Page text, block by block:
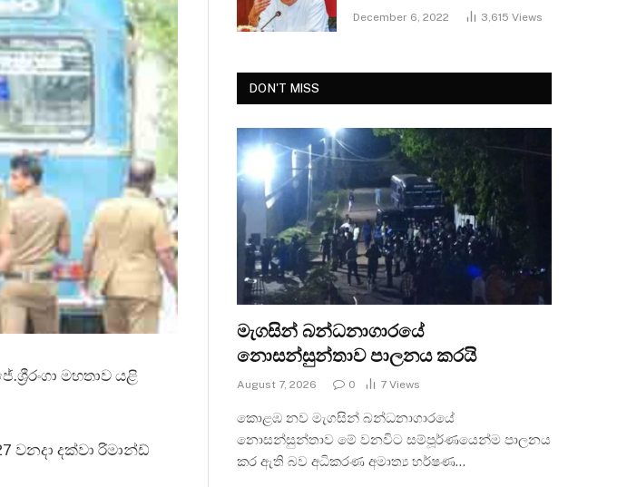
මහතාව යළි
දක්වා රිමාන්ඩ්
December 6, 2022 3,615 Views
DON'T MISS
මැගසින් බන්ධනාගාරයේ
නොසන්සුන්තාව පාලනය කරයි
August 7, 2026 0 7 Views
කොළඹ නව මැගසින් බන්ධනාගාරයේ
නොසන්සුන්තාව මේ වනවිට සම්පූර්ණයෙන්ම පාලනය
කර ඇති බව අධිකරණ අමාත්‍ය හර්ෂණ…